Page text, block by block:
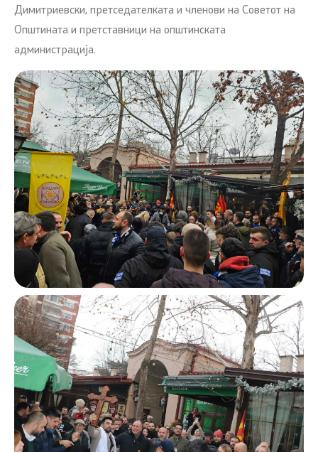
Димитриевски, претседателката и членови на Советот на
Општината и претставници на општинската
администрација.